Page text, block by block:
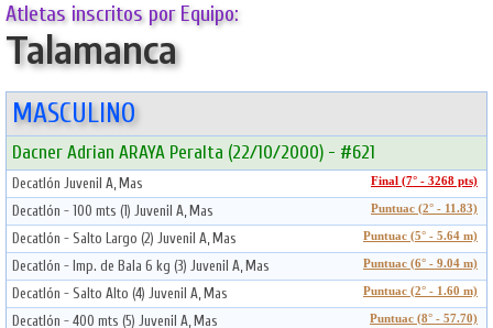
Atletas inscritos por Equipo:
Talamanca
MASCULINO
Dacner Adrian ARAYA Peralta (22/10/2000) - #621
Decatlón Juvenil A, Mas Final (7° - 3268 pts)
Decatlón - 100 mts (1) Juvenil A, Mas Puntuac (2° - 11.83)
Decatlón - Salto Largo (2) Juvenil A, Mas Puntuac (5° - 5.64 m)
Decatlón - Imp. de Bala 6 kg (3) Juvenil A, Mas Puntuac (6° - 9.04 m)
Decatlón - Salto Alto (4) Juvenil A, Mas Puntuac (2° - 1.60 m)
Decatlón - 400 mts (5) Juvenil A, Mas Puntuac (8° - 57.70)